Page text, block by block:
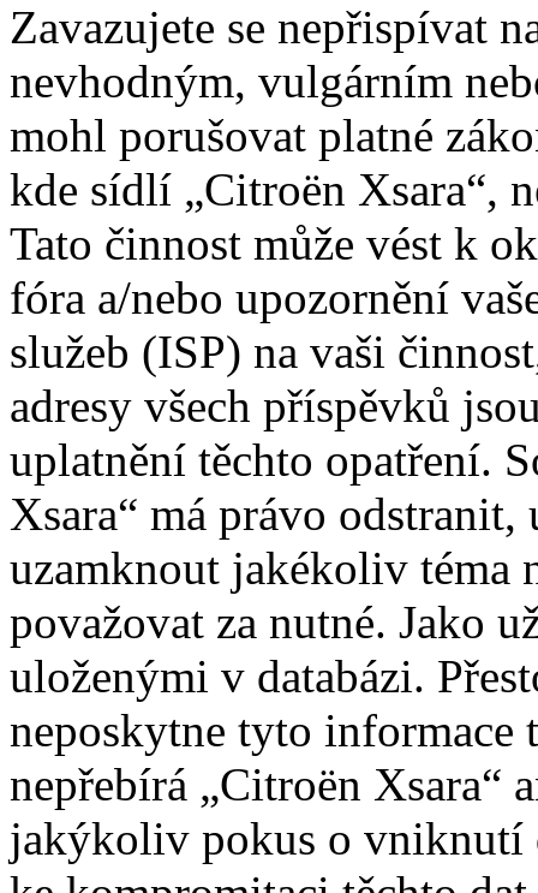
Zavazujete se nepřispívat
nevhodným, vulgárním
mohl porušovat platné
kde sídlí „Citroën Xsara“,
Tato činnost může vést k
fóra a/nebo upozornění
služeb (ISP) na vaši
adresy všech příspěvků
uplatnění těchto opatření.
Xsara“ má právo
uzamknout jakékoliv téma
považovat za nutné. Jako
uloženými v databázi.
neposkytne tyto informace
nepřebírá „Citroën Xsara“
jakýkoliv pokus o vniknutí